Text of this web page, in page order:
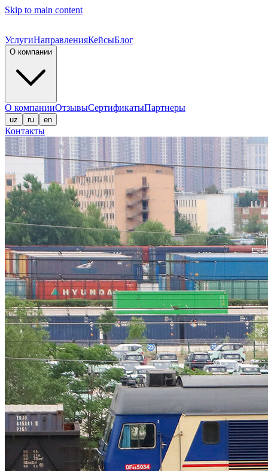
Skip to main content
УслугиНаправленияКейсыБлог
О компании
О компанииОтзывыСертификатыПартнеры
uz ru en
Контакты